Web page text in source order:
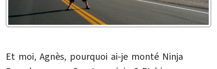
Et moi, Agnès, pourquoi ai-je monté Ninja